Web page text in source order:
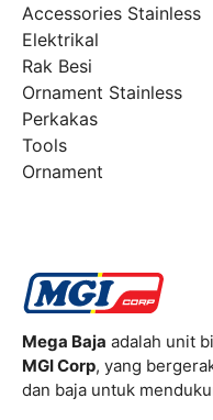
Accessories Stainless
Elektrikal
Rak Besi
Ornament Stainless
Perkakas
Tools
Ornament
Mega Baja adalah unit
MGI Corp, yang
dan baja untuk